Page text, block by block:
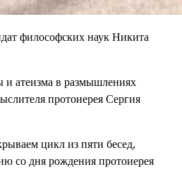
философских наук Никита
и атеизма в размышлениях
протоиерея Сергия
цикл из пяти бесед,
со дня рождения протоиерея